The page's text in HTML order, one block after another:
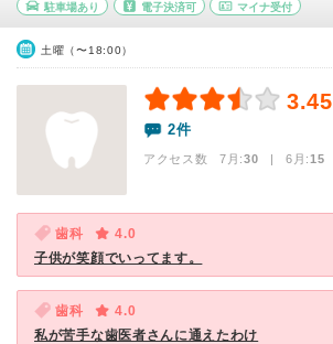
駐車場あり 電子決済可 マイナ受付
土曜（〜18:00）
3.45
2件
アクセス数 7月:30 | 6月:15
歯科
4.0
子供が笑顔でいってます。
歯科
4.0
私が苦手な歯医者さんに通えたわけ